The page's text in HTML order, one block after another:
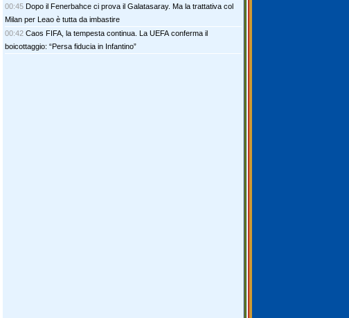
00:45 Dopo il Fenerbahce ci prova il Galatasaray. Ma la trattativa col
Milan per Leao è tutta da imbastire
00:42 Caos FIFA, la tempesta continua. La UEFA conferma il
boicottaggio: “Persa fiducia in Infantino”